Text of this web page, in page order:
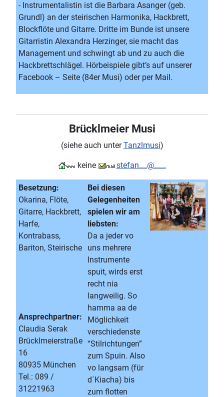
- Instrumentalistin ist die Barbara Asanger (geb.
Grundl) an der steirischen Harmonika, Hackbrett,
Blockflöte und Gitarre. Dritte im Bunde ist unsere
Gitarristin Alexandra Herzinger, sie macht das
Management und schwingt ab und zu auch die
Hackbrettschlägel. Hörbeispiele gibt’s auf unserer
Facebook – Seite (84er Musi) oder per Mail.
Brücklmeier Musi
(siehe auch unterTanzlmusi)
keine stefan....@......
Besetzung:
Okarina, Flöte,
Gitarre, Hackbrett,
Harfe,
Kontrabass,
Bariton, Steirische
Bei diesen
Gelegenheiten
spielen wir am
liebsten:
Da a jeder vo
uns mehrere
Instrumente
spuit, wirds erst
recht nia
langweilig. So
hamma aa de
Möglichkeit
verschiedenste
“Stilrichtungen”
zum Spuin. Also
vo langsam (für
d´Kiacha) bis
zum flotten
Ansprechpartner:
Claudia Serak
Brücklmeierstraße
16
80935 München
Tel.: 089 /
31221963